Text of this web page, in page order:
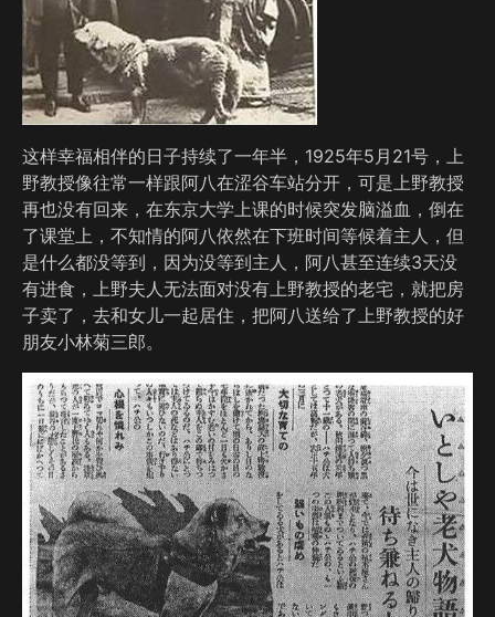
这样幸福相伴的日子持续了一年半，1925年5月21号，上
野教授像往常一样跟阿八在涩谷车站分开，可是上野教授
再也没有回来，在东京大学上课的时候突发脑溢血，倒在
了课堂上，不知情的阿八依然在下班时间等候着主人，但
是什么都没等到，因为没等到主人，阿八甚至连续3天没
有进食，上野夫人无法面对没有上野教授的老宅，就把房
子卖了，去和女儿一起居住，把阿八送给了上野教授的好
朋友小林菊三郎。